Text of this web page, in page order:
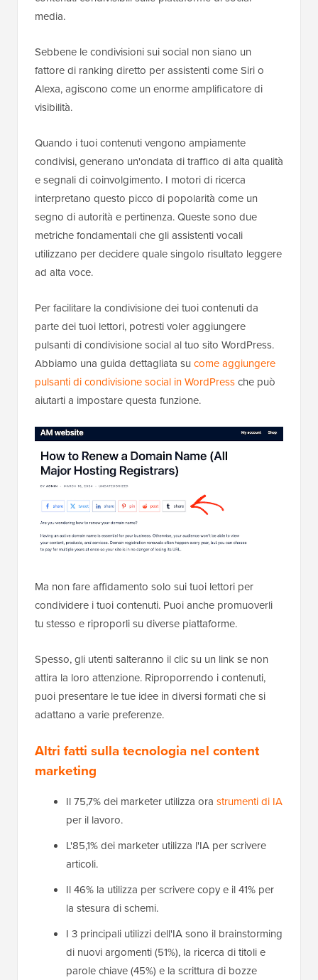
media.
Sebbene le condivisioni sui social non siano un
fattore di ranking diretto per assistenti come Siri o
Alexa, agiscono come un enorme amplificatore di
visibilità.
Quando i tuoi contenuti vengono ampiamente
condivisi, generano un'ondata di traffico di alta qualità
e segnali di coinvolgimento. I motori di ricerca
interpretano questo picco di popolarità come un
segno di autorità e pertinenza. Queste sono due
metriche fondamentali che gli assistenti vocali
utilizzano per decidere quale singolo risultato leggere
ad alta voce.
Per facilitare la condivisione dei tuoi contenuti da
parte dei tuoi lettori, potresti voler aggiungere
pulsanti di condivisione social al tuo sito WordPress.
Abbiamo una guida dettagliata su come aggiungere
pulsanti di condivisione social in WordPressche può
aiutarti a impostare questa funzione.
Ma non fare affidamento solo sui tuoi lettori per
condividere i tuoi contenuti. Puoi anche promuoverli
tu stesso e riproporli su diverse piattaforme.
Spesso, gli utenti salteranno il clic su un link se non
attira la loro attenzione. Riproporrendo i contenuti,
puoi presentare le tue idee in diversi formati che si
adattano a varie preferenze.
Altri fatti sulla tecnologia nel content
marketing
Il 75,7% dei marketer utilizza ora strumenti di IA
per il lavoro.
L'85,1% dei marketer utilizza l'IA per scrivere
articoli.
Il 46% la utilizza per scrivere copy e il 41% per
la stesura di schemi.
I 3 principali utilizzi dell'IA sono il brainstorming
di nuovi argomenti (51%), la ricerca di titoli e
parole chiave (45%) e la scrittura di bozze